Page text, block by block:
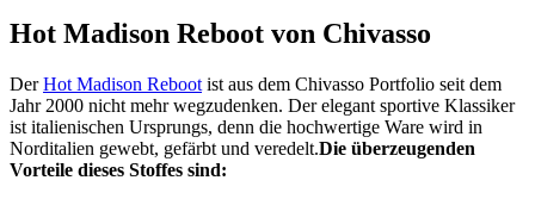
Hot Madison Reboot von Chivasso
DerHot Madison Reboot ist aus dem Chivasso Portfolio seit dem
Jahr 2000 nicht mehr wegzudenken. Der elegant sportive Klassiker
ist italienischen Ursprungs, denn die hochwertige Ware wird in
Norditalien gewebt, gefärbt und veredelt.Die überzeugenden
Vorteile dieses Stoffes sind: